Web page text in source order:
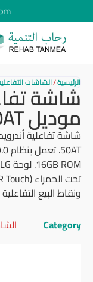
الرئيسية/الشاشاتشاشة
موديل STFS-50AT
ونقاط البيع
Category